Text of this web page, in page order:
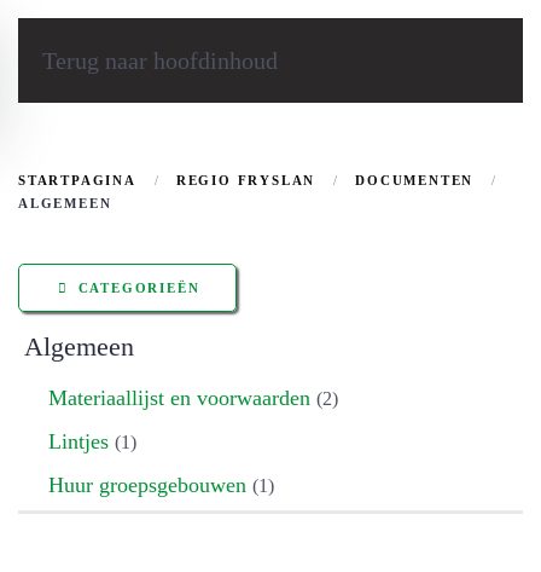
Terug naar hoofdinhoud
STARTPAGINA REGIO FRYSLAN
DOCUMENTEN
ALGEMEEN
CATEGORIEËN
Algemeen
Materiaallijst en voorwaarden (2)
Lintjes (1)
Huur groepsgebouwen (1)